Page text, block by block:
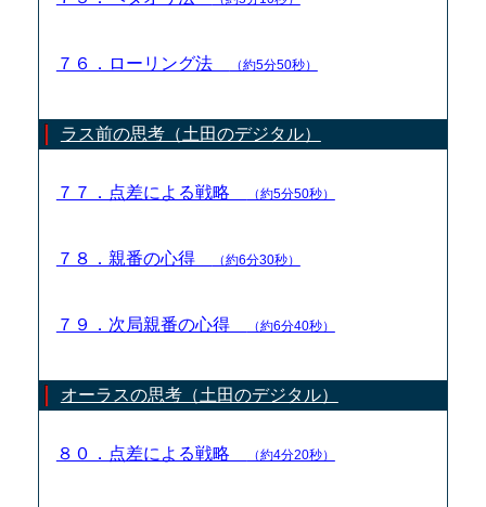
７６．ローリング法 （約5分50秒）
ラス前の思考（土田のデジタル）
７７．点差による戦略 （約5分50秒）
７８．親番の心得 （約6分30秒）
７９．次局親番の心得 （約6分40秒）
オーラスの思考（土田のデジタル）
８０．点差による戦略 （約4分20秒）